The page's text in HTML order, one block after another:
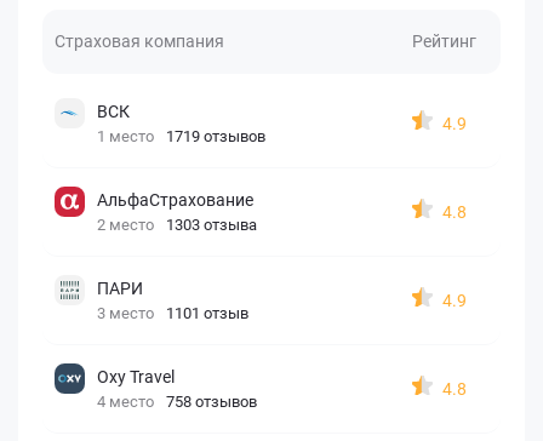
Страховая компания Рейтинг
ВСК
1 место 1719 отзывов
4.9
АльфаСтрахование
2 место 1303 отзыва
4.8
ПАРИ
3 место 1101 отзыв
4.9
Oxy Travel
4 место 758 отзывов
4.8